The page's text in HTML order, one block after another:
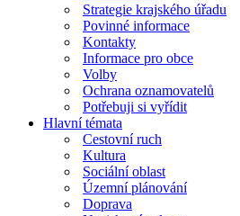
Strategie krajského úřadu
Povinné informace
Kontakty
Informace pro obce
Volby
Ochrana oznamovatelů
Potřebuji si vyřídit
Hlavní témata
Cestovní ruch
Kultura
Sociální oblast
Územní plánování
Doprava